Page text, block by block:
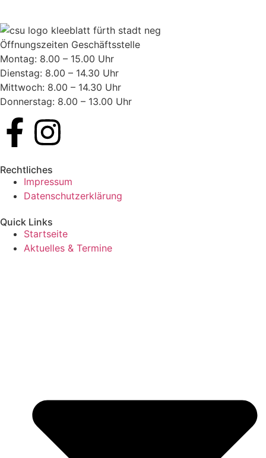
Öffnungszeiten Geschäftsstelle
Montag: 8.00 – 15.00 Uhr
Dienstag: 8.00 – 14.30 Uhr
Mittwoch: 8.00 – 14.30 Uhr
Donnerstag: 8.00 – 13.00 Uhr
Rechtliches
Impressum
Datenschutzerklärung
Quick Links
Startseite
Aktuelles & Termine